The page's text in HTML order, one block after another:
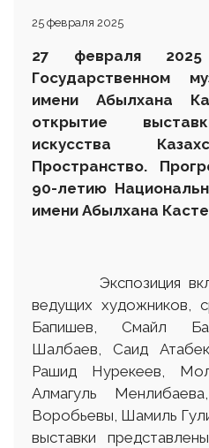
25 февраля 2025
27 февраля
Государственном
имени Абылхана
открытие
искусства
Пространство.
90-летию
имени Абылхана
Экспозиция
ведущих художников,
Бапишев, Смайл
Шалбаев, Саид
Рашид Нурекеев,
Алмагуль
Воробьевы, Шамиль
выставки